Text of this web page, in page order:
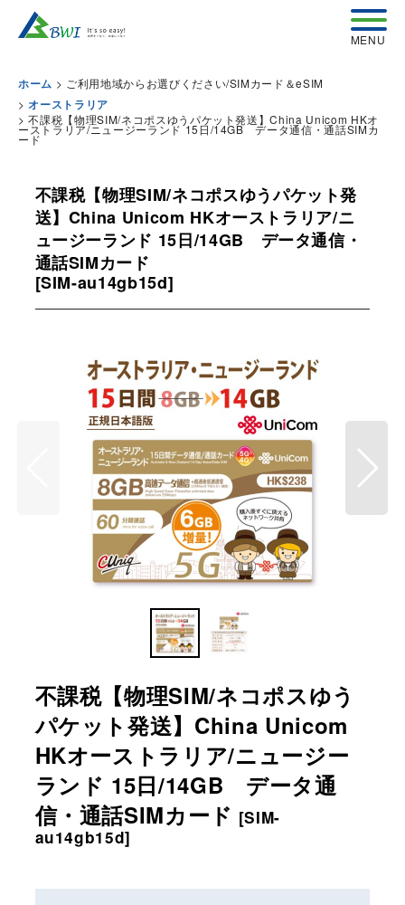
ホーム > ご利用地域からお選びください/SIMカード＆eSIM
> オーストラリア
> 不課税【物理SIM/ネコポスゆうパケット発送】China Unicom HKオ
ーストラリア/ニュージーランド 15日/14GB データ通信・通話SIMカ
ード
不課税【物理SIM/ネコポスゆうパケット発
送】China Unicom HKオーストラリア/ニ
ュージーランド 15日/14GB データ通信・
通話SIMカード
[SIM-au14gb15d]
不課税【物理SIM/ネコポスゆう
パケット発送】China Unicom
HKオーストラリア/ニュージー
ランド 15日/14GB データ通
信・通話SIMカード [SIM-
au14gb15d]